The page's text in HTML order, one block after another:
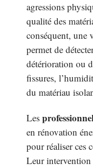
agressions
qualité des
conséquent, une
permet de
détérioration ou
fissures,
du matériau
Les
en rénovation
pour réaliser ces
Leur intervention